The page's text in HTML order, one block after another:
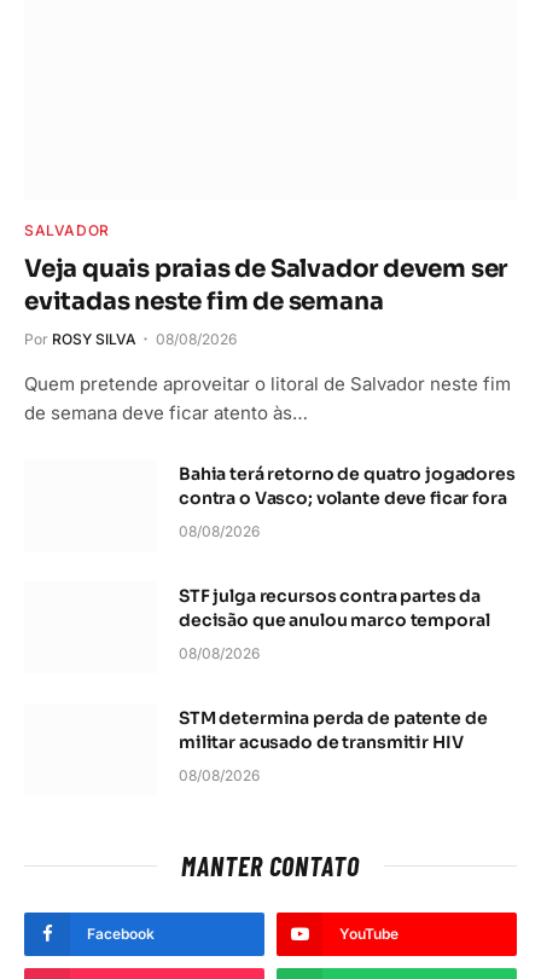
SALVADOR
Veja quais praias de Salvador devem ser
evitadas neste fim de semana
Por ROSY SILVA 08/08/2026
Quem pretende aproveitar o litoral de Salvador neste fim
de semana deve ficar atento às…
Bahia terá retorno de quatro jogadores
contra o Vasco; volante deve ficar fora
08/08/2026
STF julga recursos contra partes da
decisão que anulou marco temporal
08/08/2026
STM determina perda de patente de
militar acusado de transmitir HIV
08/08/2026
MANTER CONTATO
Facebook YouTube